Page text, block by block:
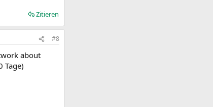
Zitieren
#8
about
Tage)